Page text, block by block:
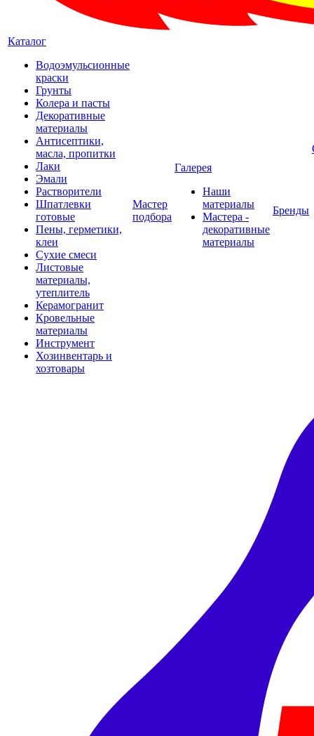
Каталог
Водоэмульсионные
краски
Грунты
Колера и пасты
Декоративные
материалы
Антисептики,
масла, пропитки
Лаки
Эмали
Растворители
Шпатлевки
готовые
Пены, герметики,
клеи
Сухие смеси
Листовые
материалы,
утеплитель
Керамогранит
Кровельные
материалы
Инструмент
Хозинвентарь и
хозтовары
Мастер
подбора
Галерея
Наши
материалы
Мастера -
декоративные
материалы
Бренды